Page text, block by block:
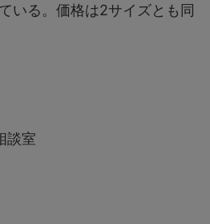
いる。価格は2サイズとも同
談室